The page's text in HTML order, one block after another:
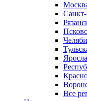
Все